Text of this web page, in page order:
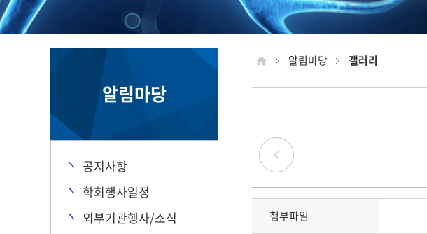
알림마당
공지사항
학회행사일정
외부기관행사/소식
알림마당 갤러리
첨부파일